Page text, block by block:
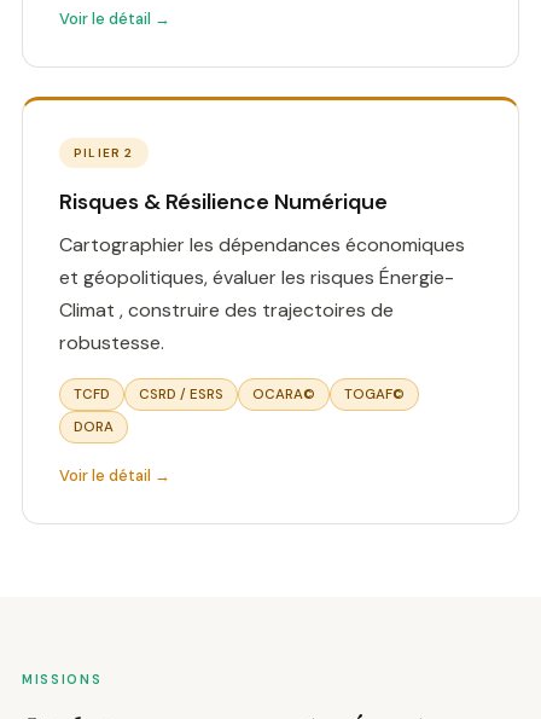
Voir le détail →
PILIER 2
Risques & Résilience Numérique
Cartographier les dépendances économiques
et géopolitiques, évaluer les risques Énergie-
Climat , construire des trajectoires de
robustesse.
TCFD CSRD / ESRS OCARA©
TOGAF©
DORA
Voir le détail →
MISSIONS